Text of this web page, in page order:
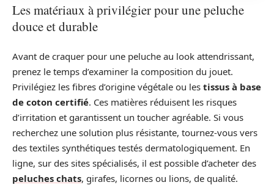
Les matériaux à privilégier pour une peluche
douce et durable
Avant de craquer pour une peluche au look attendrissant,
prenez le temps d’examiner la composition du jouet.
Privilégiez les fibres d’origine végétale ou les tissus à base
de coton certifié. Ces matières réduisent les risques
d’irritation et garantissent un toucher agréable. Si vous
recherchez une solution plus résistante, tournez-vous vers
des textiles synthétiques testés dermatologiquement. En
ligne, sur des sites spécialisés, il est possible d’acheter des
peluches chats, girafes, licornes ou lions, de qualité.